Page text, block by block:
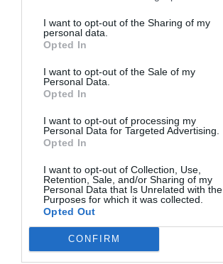
I want to opt-out of the Sharing of my
personal data.
Opted In
I want to opt-out of the Sale of my
Personal Data.
Opted In
I want to opt-out of processing my
Personal Data for Targeted Advertising.
Opted In
I want to opt-out of Collection, Use,
Retention, Sale, and/or Sharing of my
Personal Data that Is Unrelated with the
Purposes for which it was collected.
Opted Out
CONFIRM